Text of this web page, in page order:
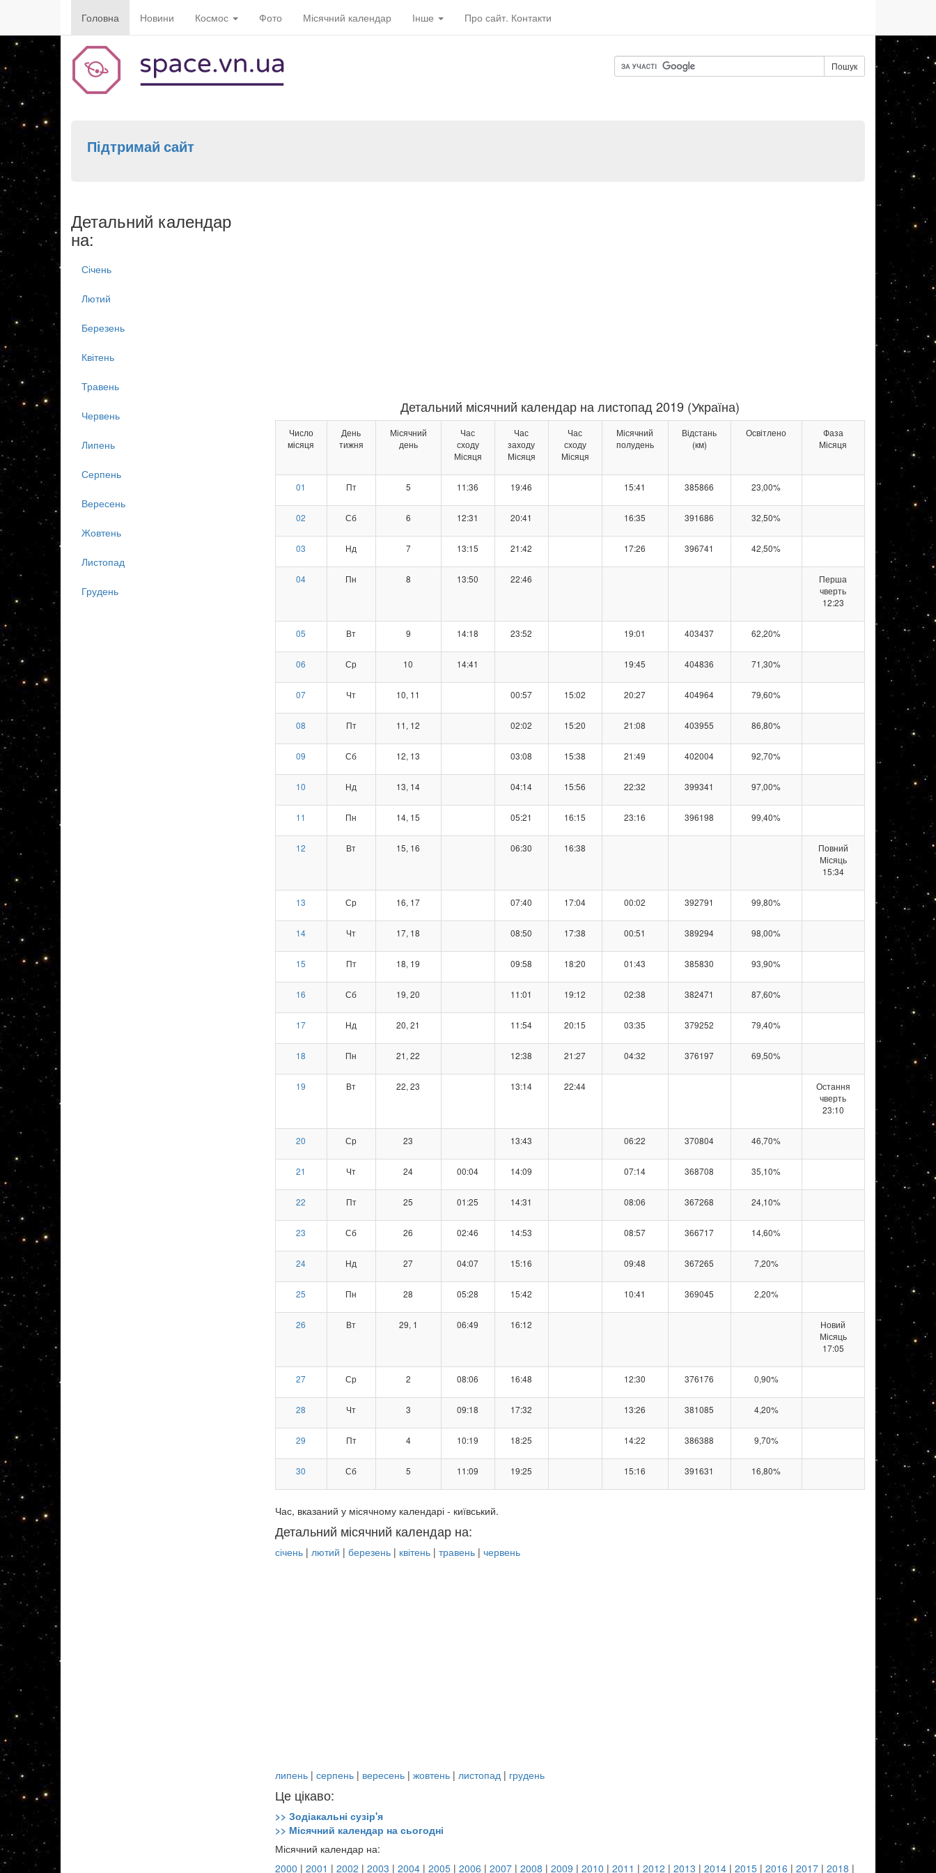
Головна Новини Космос Фото Місячний календар Інше Про сайт. Контакти
Пошук
Підтримай сайт
Детальний місячний календар на листопад 2019 (Україна)
Число
місяця
День
тижня
Місячний
день
Час
сходу
Місяця
Час
заходу
Місяця
Час
сходу
Місяця
Місячний
полудень
Відстань
(км)
Освітлено
Фаза
Місяця
01 Пт 5 11:36 19:46 15:41 385866 23,00%
02 Сб 6 12:31 20:41 16:35 391686 32,50%
03 Нд 7 13:15 21:42 17:26 396741 42,50%
04 Пн 8 13:50 22:46
Перша
чверть
12:23
05 Вт 9 14:18 23:52 19:01 403437 62,20%
06 Ср 10 14:41 19:45 404836 71,30%
07 Чт 10, 11 00:57 15:02 20:27 404964 79,60%
08 Пт 11, 12 02:02 15:20 21:08 403955 86,80%
09 Сб 12, 13 03:08 15:38 21:49 402004 92,70%
10 Нд 13, 14 04:14 15:56 22:32 399341 97,00%
11 Пн 14, 15 05:21 16:15 23:16 396198 99,40%
12 Вт 15, 16 06:30 16:38
Повний
Місяць
15:34
13 Ср 16, 17 07:40 17:04 00:02 392791 99,80%
14 Чт 17, 18 08:50 17:38 00:51 389294 98,00%
15 Пт 18, 19 09:58 18:20 01:43 385830 93,90%
16 Сб 19, 20 11:01 19:12 02:38 382471 87,60%
17 Нд 20, 21 11:54 20:15 03:35 379252 79,40%
18 Пн 21, 22 12:38 21:27 04:32 376197 69,50%
19 Вт 22, 23 13:14 22:44
Остання
чверть
23:10
20 Ср 23 13:43 06:22 370804 46,70%
21 Чт 24 00:04 14:09 07:14 368708 35,10%
22 Пт 25 01:25 14:31 08:06 367268 24,10%
23 Сб 26 02:46 14:53 08:57 366717 14,60%
24 Нд 27 04:07 15:16 09:48 367265 7,20%
25 Пн 28 05:28 15:42 10:41 369045 2,20%
26 Вт 29, 1 06:49 16:12
Новий
Місяць
17:05
27 Ср 2 08:06 16:48 12:30 376176 0,90%
28 Чт 3 09:18 17:32 13:26 381085 4,20%
29 Пт 4 10:19 18:25 14:22 386388 9,70%
30 Сб 5 11:09 19:25 15:16 391631 16,80%
Час, вказаний у місячному календарі - київський.
Детальний місячний календар на:
січень| лютий | березень| квітень| травень| червень
липень| серпень| вересень| жовтень| листопад| грудень
Це цікаво:
>> Зодіакальні сузір'я
>> Місячний календар на сьогодні
Місячний календар на:
2000 | 2001 | 2002 | 2003 | 2004| 2005| 2006 | 2007| 2008 | 2009 | 2010 | 2011 | 2012 | 2013 | 2014| 2015| 2016 | 2017| 2018 |
Детальний календар
на:
Січень
Лютий
Березень
Квітень
Травень
Червень
Липень
Серпень
Вересень
Жовтень
Листопад
Грудень